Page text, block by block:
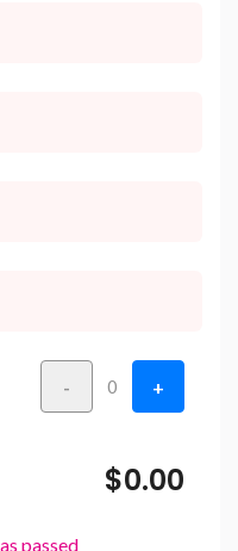
- 0 +
$0.00
passed